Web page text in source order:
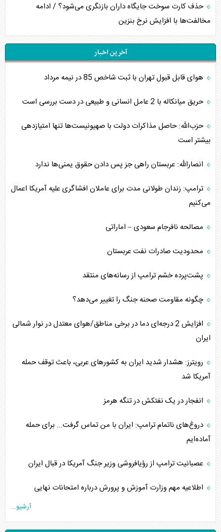
حذف کارت سوخت جایگاه داران بازنگری می‌شود؟ / ادامه
مخالفت‌ها با افزایش نرخ بنزین
آخرین اخبار
هوای قابل قبول تهران با ثبت شاخص 85 در نیمه مرداد
حریق میانکاله با 2 عامل انسانی و طبیعی در دست بررسی است
حزب‌الله: حاصل مذاکرات دولت با صهیونیست‌ها تنها امتیازدهی‌
بیشتر است
انصارالله: عربستان راهی جز پس دادن حقوق یمنی‌ها ندارد
ترامپ: زندان طولانی مدت برای عاملان افشاگری‌ علیه آمریکا اعمال
می‌کنیم
مصالحه نافرجام سعودی – اماراتی
محدودیت صادرات نفت عربستان
پشت‌پرده خشم ترامپ از رسانه‌های منتقد
چگونه مقاومت صحنه جنگ را تغییر می‌دهد؟
افزایش 2 درجه‌ای دما در برخی مناطق/هوای معتدل در نوار شمالی
ایران
رویترز: هشدار شدید ایران به کشورهای عربی، باعث توقف حمله
آمریکا شد
انفجار در یک نفتکش در تنگه هرمز
دروغ‌های ناتمام ترامپ: ایران با من تماس گرفت... برای حمله
آماده‌ایم
عصبانیت ترامپ از رؤیافروشی وزیر جنگ آمریکا در قبال ایران
اطلاعیه مهم وزارت آموزش و پرورش درباره امتحانات نهایی
آرشیو...